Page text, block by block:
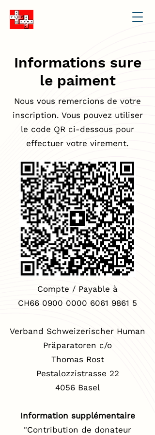
Informations sure
le paiment
Nous vous remercions de votre
inscription. Vous pouvez utiliser
le code QR ci-dessous pour
effectuer votre virement.
Compte / Payable à
CH66 0900 0000 6061 9861 5
Verband Schweizerischer Human
Präparatoren c/o
Thomas Rost
Pestalozzistrasse 22
4056 Basel
Information supplémentaire
"Contribution de donateur